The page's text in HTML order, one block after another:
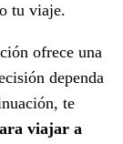
tu viaje.
ofrece una
dependa
te
viajar a